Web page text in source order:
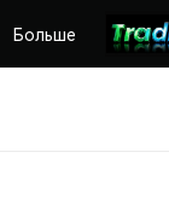
Больше